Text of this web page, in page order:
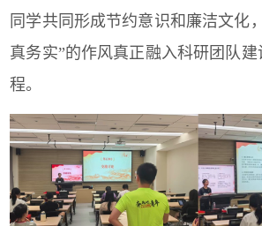
同学共同形成节约意识和廉洁文化
真务实”的作风真正融入科研团队
程。